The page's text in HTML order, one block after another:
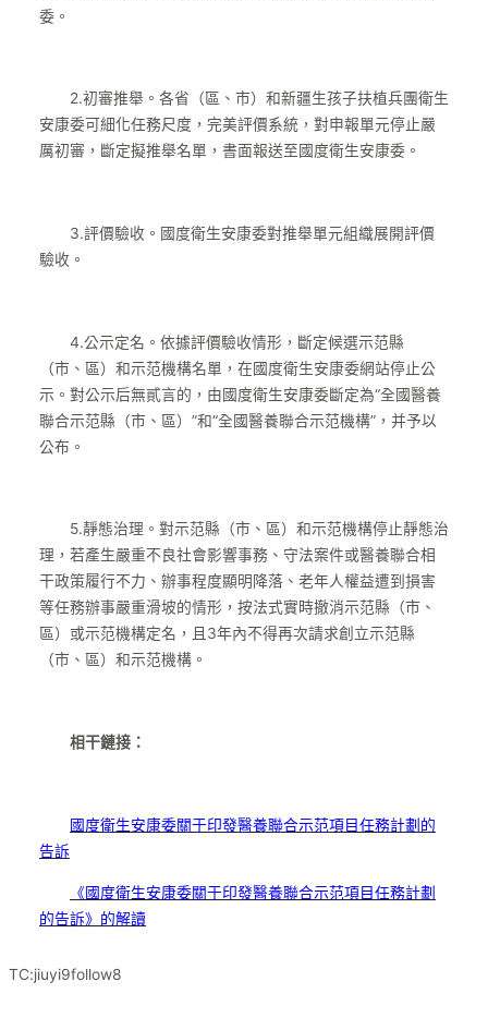
委。
2.初審推舉。各省（區、市）和新疆生孩子扶植兵團衛生
安康委可細化任務尺度，完美評價系統，對申報單元停止嚴
厲初審，斷定擬推舉名單，書面報送至國度衛生安康委。
3.評價驗收。國度衛生安康委對推舉單元組織展開評價
驗收。
4.公示定名。依據評價驗收情形，斷定候選示范縣
（市、區）和示范機構名單，在國度衛生安康委網站停止公
示。對公示后無貳言的，由國度衛生安康委斷定為“全國醫養
聯合示范縣（市、區）”和“全國醫養聯合示范機構”，并予以
公布。
5.靜態治理。對示范縣（市、區）和示范機構停止靜態治
理，若產生嚴重不良社會影響事務、守法案件或醫養聯合相
干政策履行不力、辦事程度顯明降落、老年人權益遭到損害
等任務辦事嚴重滑坡的情形，按法式實時撤消示范縣（市、
區）或示范機構定名，且3年內不得再次請求創立示范縣
（市、區）和示范機構。
相干鏈接：
國度衛生安康委關于印發醫養聯合示范項目任務計劃的
告訴
《國度衛生安康委關于印發醫養聯合示范項目任務計劃
的告訴》的解讀
TC:jiuyi9follow8